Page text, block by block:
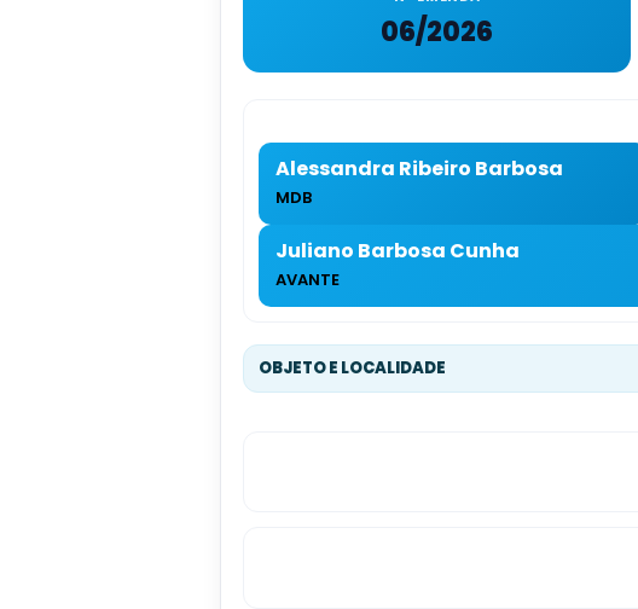
06/2026
Alessandra Ribeiro Barbosa
MDB
Juliano Barbosa Cunha
AVANTE
OBJETO E LOCALIDADE